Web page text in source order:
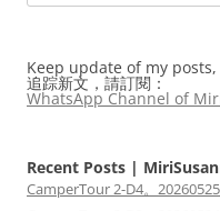
Keep update of my
追踪新文，請訂閱：
WhatsApp Channel of
Recent Posts |
CamperTour 2-D4。